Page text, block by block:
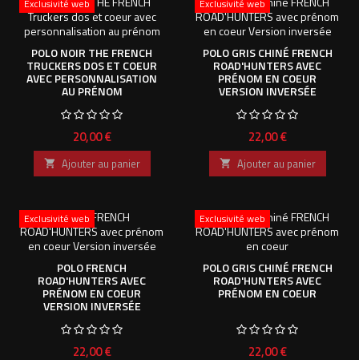
Exclusivité web
POLO NOIR THE FRENCH
TRUCKERS DOS ET COEUR
AVEC PERSONNALISATION
AU PRÉNOM
Prix
20,00 €
 Ajouter au panier
Exclusivité web
POLO GRIS CHINÉ FRENCH
ROAD'HUNTERS AVEC
PRÉNOM EN COEUR
VERSION INVERSÉE
Prix
22,00 €
 Ajouter au panier
Exclusivité web
POLO FRENCH
ROAD'HUNTERS AVEC
PRÉNOM EN COEUR
VERSION INVERSÉE
Prix
22,00 €
Exclusivité web
POLO GRIS CHINÉ FRENCH
ROAD'HUNTERS AVEC
PRÉNOM EN COEUR
Prix
22,00 €